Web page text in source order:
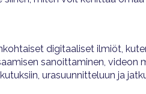
digitaaliset ilmiöt,
sanoittaminen, videon
urasuunnitteluun ja